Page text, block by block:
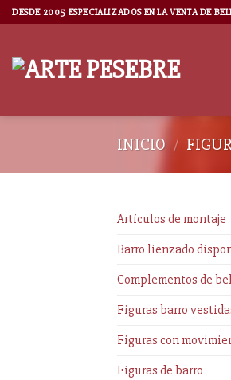
DESDE 2005 ESPECIALIZADOS EN LA VENTA DE
INICIO /
Artículos de montaje
Barro lienzado
Complementos de
Figuras barro
Figuras con
Figuras de barro